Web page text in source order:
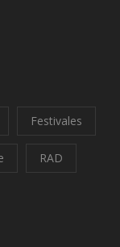
Festivales
RAD